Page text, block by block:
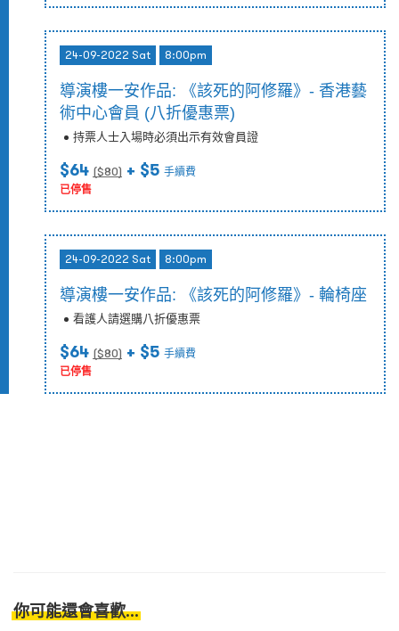
24-09-2022 Sat 8:00pm
導演樓一安作品: 《該死的阿修羅》- 香港藝
術中心會員 (八折優惠票)
持票人士入場時必須出示有效會員證
$64 ($80) + $5 手續費
已停售
24-09-2022 Sat 8:00pm
導演樓一安作品: 《該死的阿修羅》- 輪椅座
看護人請選購八折優惠票
$64 ($80) + $5 手續費
已停售
你可能還會喜歡...